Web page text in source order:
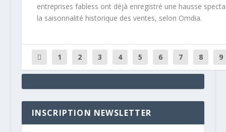
entreprises fabless ont déjà enregistré une hausse
la saisonnalité historique des ventes, selon Omdia.
1 2 3 4 5 6 7 8 9
INSCRIPTION NEWSLETTER